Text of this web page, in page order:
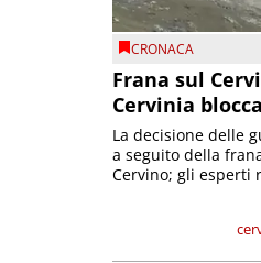
CRONACA
Frana sul
Cervinia
La decisione delle
a seguito della
Cervino; gli esperti